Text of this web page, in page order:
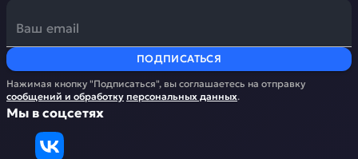
ПОДПИСАТЬСЯ
Нажимая кнопку "Подписаться", вы соглашаетесь на отправку
сообщений и обработку персональных данных.
Мы в соцсетях